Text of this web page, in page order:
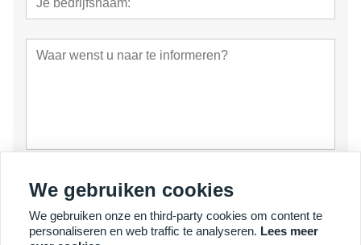
voorleggen
We gebruiken cookies
We gebruiken onze en third-party cookies om content te
personaliseren en web traffic te analyseren. Lees meer